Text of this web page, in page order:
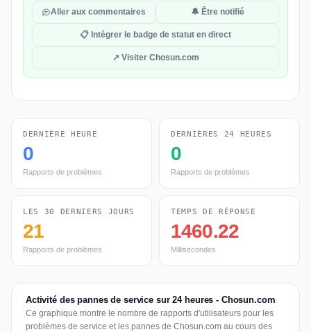
Aller aux commentaires 🔔 Être notifié
📋 Intégrer le badge de statut en direct
↗ Visiter Chosun.com
DERNIÈRE HEURE
0
Rapports de problèmes
DERNIÈRES 24 HEURES
0
Rapports de problèmes
LES 30 DERNIERS JOURS
21
Rapports de problèmes
TEMPS DE RÉPONSE
1460.22
Millisecondes
Activité des pannes de service sur 24 heures - Chosun.com
Ce graphique montre le nombre de rapports d'utilisateurs pour les
problèmes de service et les pannes de Chosun.com au cours des